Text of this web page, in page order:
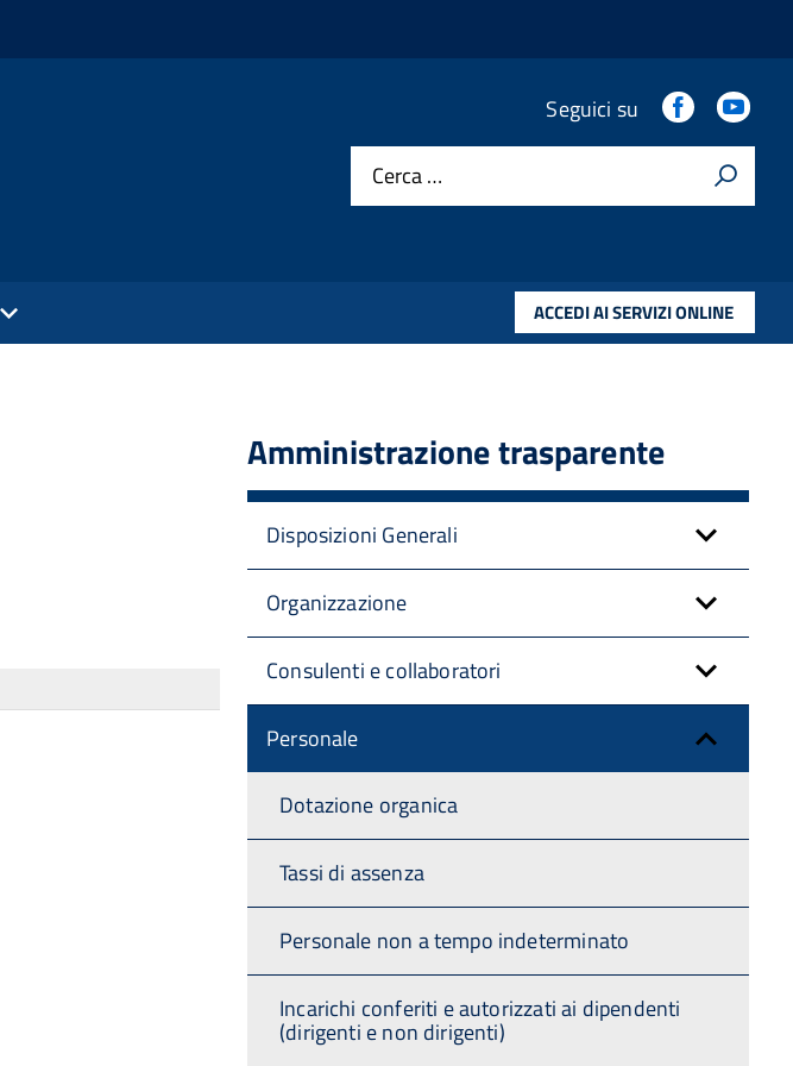
Seguici su
Cerca …
ACCEDI AI SERVIZI ONLINE
Amministrazione trasparente
Disposizioni Generali
Organizzazione
Consulenti e collaboratori
Personale
Dotazione organica
Tassi di assenza
Personale non a tempo indeterminato
Incarichi conferiti e autorizzati ai dipendenti
(dirigenti e non dirigenti)